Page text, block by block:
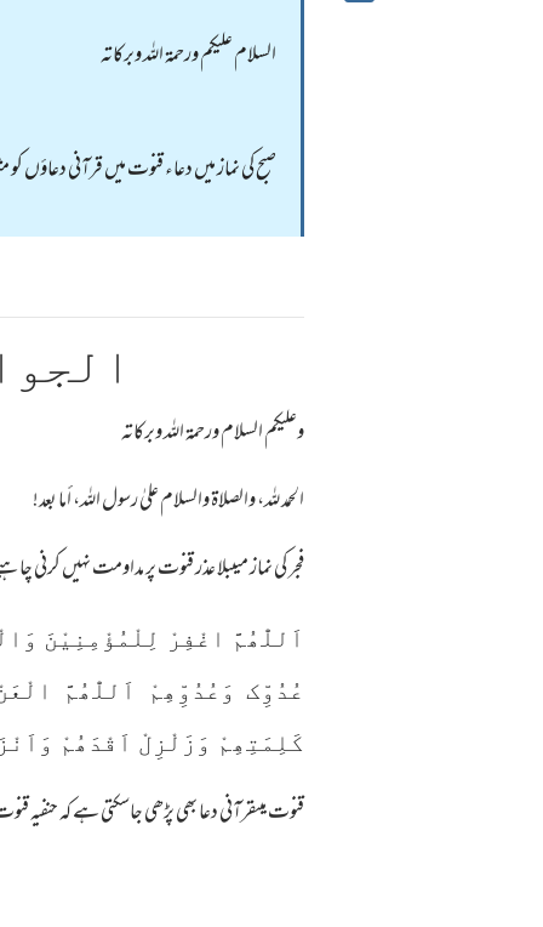
السلام عليكم ورحمة الله وبركاته
صبح کی نماز میں دعاء قنوت میں قرآنی دعاؤں کو
وعلیکم السلام ورحمة اللہ وبرکاته
الحمد لله، والصلاة والسلام علىٰ رسول الله، أما بعد!
فجر کی نماز میںبلا عذر قنوت پر مداومت نہیں
اَللّٰھُمَّ اغْفِرْ لِلْمُؤْمِنِیْنَ
عُدُوِّک وَعُدُوِّھِمْ اَللّٰھُمَّ
کَلِمَتِھِمْ وَزَلْزِلْ اَقْدَھُمْ
قنوت میںقرآنی دعا بھی پڑھی جاسکتی ہے کہ حنفیہ